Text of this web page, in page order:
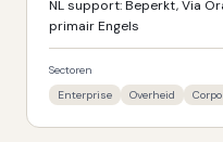
NL support: Beperkt, Via
primair Engels
Sectoren
Enterprise
Overheid